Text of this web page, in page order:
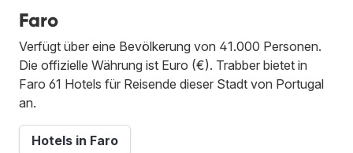
Faro
Verfügt über eine Bevölkerung von 41.000 Personen.
Die offizielle Währung ist Euro (€). Trabber bietet in
Faro 61 Hotels für Reisende dieser Stadt von Portugal
an.
Hotels in Faro